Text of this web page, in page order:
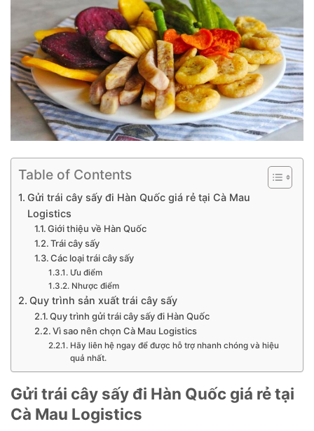
Table of Contents
Gửi trái cây sấy đi Hàn Quốc giá rẻ tại Cà Mau
Logistics
Giới thiệu về Hàn Quốc
Trái cây sấy
Các loại trái cây sấy
Ưu điểm
Nhược điểm
Quy trình sản xuất trái cây sấy
Quy trình gửi trái cây sấy đi Hàn Quốc
Vì sao nên chọn Cà Mau Logistics
Hãy liên hệ ngay để được hỗ trợ nhanh chóng và hiệu
quả nhất.
Gửi trái cây sấy đi Hàn Quốc giá rẻ tại
Cà Mau Logistics